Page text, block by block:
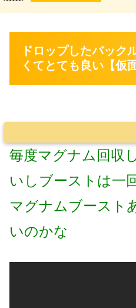
ドロップしたバック
くてとても良い【仮
毎度マグナム回収
いしブーストは一
マグナムブースト
いのかな